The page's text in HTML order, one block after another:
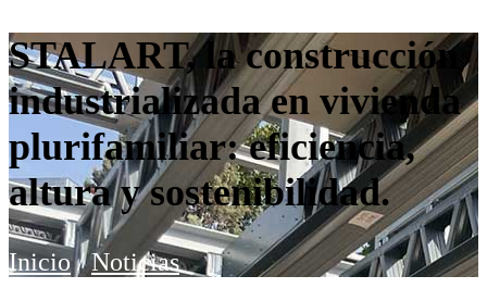
STALART, la construcción
industrializada en vivienda
plurifamiliar: eficiencia,
altura y sostenibilidad.
Inicio/Noticias